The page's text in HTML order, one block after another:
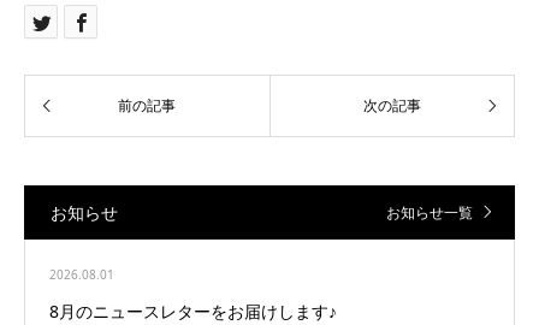
お知らせ お知らせ一覧
2026.08.01
8月のニュースレターをお届けします♪